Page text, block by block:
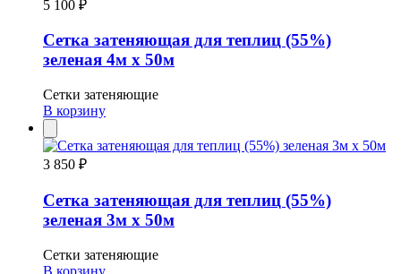
5 100 ₽
Сетка затеняющая для теплиц (55%)
зеленая 4м х 50м
Сетки затеняющие
В корзину
3 850 ₽
Сетка затеняющая для теплиц (55%)
зеленая 3м х 50м
Сетки затеняющие
В корзину